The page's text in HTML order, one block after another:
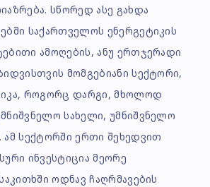
სწორედ ასე გახდა
საქართველოს ენერგეტიკის
ამოღების, ანუ ერთჯერადი
მომგებიანი სექტორი,
როგორც დარგი, მხოლოდ
სახელი, უმნიშვნელო
სექტორში ერთი შეხედვით
ინვესტიცია მეორე
ოდნავ ჩაღრმავების